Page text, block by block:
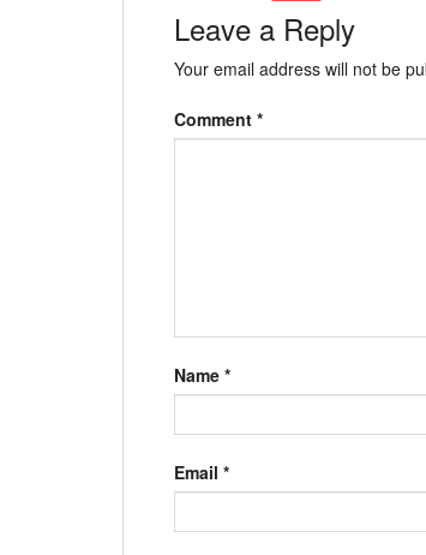
Leave a Reply
Your email address will not be
Comment *
Name *
Email *